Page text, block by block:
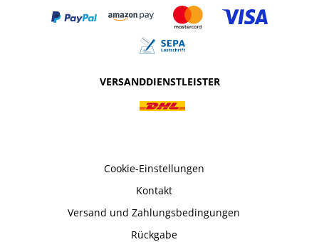
VERSANDDIENSTLEISTER
Cookie-Einstellungen
Kontakt
Versand und Zahlungsbedingungen
Rückgabe